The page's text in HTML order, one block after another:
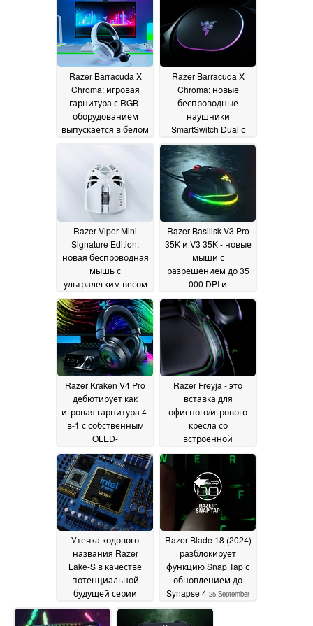
Razer Barracuda X
Chroma: игровая
гарнитура с RGB-
оборудованием
выпускается в белом
цвете
21 November 2024
Razer Barracuda X
Chroma: новые
беспроводные
наушники
SmartSwitch Dual с
активными чашками
RGB25 October 2024
Razer Viper Mini
Signature Edition:
новая беспроводная
мышь с
ультралегким весом
и сверхнизкой
задержкой18 October
2024
Razer Basilisk V3 Pro
35K и V3 35K - новые
мыши с
разрешением до 35
000 DPI и
интеллектуальным
колесом RGB
02
October 2024
Razer Kraken V4 Pro
дебютирует как
игровая гарнитура 4-
в-1 с собственным
OLED-
концентратором
управления30
September 2024
Razer Freyja - это
вставка для
офисного/игрового
кресла со
встроенной
тактильной
системой, потому
что это, конечно, так
30 September 2024
Утечка кодового
названия Razer
Lake-S в качестве
потенциальной
будущей серии
процессоров для
настольных ПК
Razer Blade 18 (2024)
разблокирует
функцию Snap Tap с
обновлением до
Synapse 4 25 September
2024